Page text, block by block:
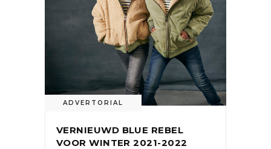
ADVERTORIAL
VERNIEUWD BLUE REBEL
VOOR WINTER 2021-2022